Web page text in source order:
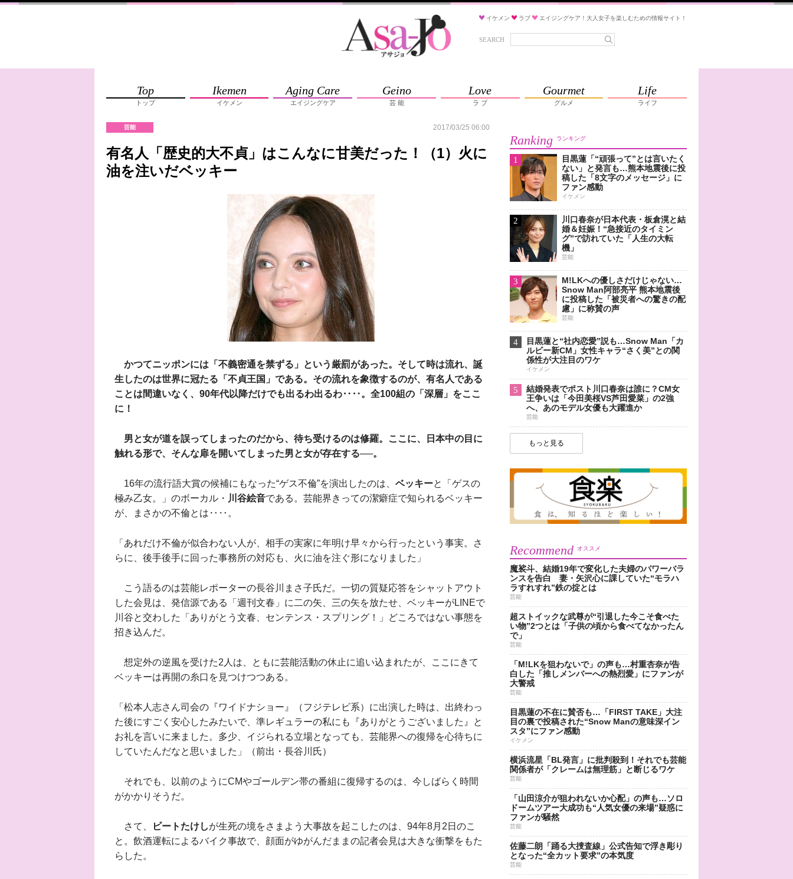
イケメン ラブ エイジングケア！大人女子を楽しむための情報サイト！
SEARCH
Top
トップ
Ikemen
イケメン
Aging Care
エイジングケア
Geino
芸 能
Love
ラ ブ
Gourmet
グルメ
Life
ライフ
芸能 2017/03/25 06:00
有名人「歴史的大不貞」はこんなに甘美だった！（1）火に
油を注いだベッキー
かつてニッポンには「不義密通を禁ずる」という厳罰があった。そして時は流れ、誕
生したのは世界に冠たる「不貞王国」である。その流れを象徴するのが、有名人である
ことは間違いなく、90年代以降だけでも出るわ出るわ‥‥。全100組の「深層」をここ
に！
男と女が道を誤ってしまったのだから、待ち受けるのは修羅。ここに、日本中の目に
触れる形で、そんな扉を開いてしまった男と女が存在する──。
16年の流行語大賞の候補にもなった“ゲス不倫”を演出したのは、 ベッキーと「ゲスの
極み乙女。」のボーカル・ 川谷絵音である。芸能界きっての潔癖症で知られるベッキー
が、まさかの不倫とは‥‥。
「あれだけ不倫が似合わない人が、相手の実家に年明け早々から行ったという事実。さ
らに、後手後手に回った事務所の対応も、火に油を注ぐ形になりました」
こう語るのは芸能レポーターの長谷川まさ子氏だ。一切の質疑応答をシャットアウト
した会見は、発信源である「週刊文春」に二の矢、三の矢を放たせ、ベッキーがLINEで
川谷と交わした「ありがとう文春、センテンス・スプリング！」どころではない事態を
招き込んだ。
想定外の逆風を受けた2人は、ともに芸能活動の休止に追い込まれたが、ここにきて
ベッキーは再開の糸口を見つけつつある。
「松本人志さん司会の『ワイドナショー』（フジテレビ系）に出演した時は、出終わっ
た後にすごく安心したみたいで、準レギュラーの私にも『ありがとうございました』と
お礼を言いに来ました。多少、イジられる立場となっても、芸能界への復帰を心待ちに
していたんだなと思いました」（前出・長谷川氏）
それでも、以前のようにCMやゴールデン帯の番組に復帰するのは、今しばらく時間
がかかりそうだ。
さて、 ビートたけしが生死の境をさまよう大事故を起こしたのは、94年8月2日のこ
と。飲酒運転によるバイク事故で、顔面がゆがんだままの記者会見は大きな衝撃をもた
らした。
Ranking ランキング
1
目黒蓮「“頑張って”とは言いたく
ない」と発言も…熊本地震後に投
稿した「8文字のメッセージ」に
ファン感動
イケメン
2
川口春奈が日本代表・板倉滉と結
婚＆妊娠！“急接近のタイミン
グ”で訪れていた「人生の大転
機」
芸能
3
M!LKへの優しさだけじゃない…
Snow Man阿部亮平 熊本地震後
に投稿した「被災者への驚きの配
慮」に称賛の声
芸能
4
目黒蓮と“社内恋愛”説も…Snow Man「カ
ルビー新CM」女性キャラ“さく美”との関
係性が大注目のワケ
イケメン
5
結婚発表でポスト川口春奈は誰に？CM女
王争いは「今田美桜VS芦田愛菜」の2強
へ、あのモデル女優も大躍進か
芸能
もっと見る
Recommend オススメ
魔裟斗、結婚19年で変化した夫婦のパワーバラ
ンスを告白 妻・矢沢心に課していた“モラハ
ラすれすれ”鉄の掟とは
芸能
超ストイックな武尊が“引退した今こそ食べた
い物”2つとは「子供の頃から食べてなかったん
で」
芸能
「M!LKを狙わないで」の声も…村重杏奈が告
白した「推しメンバーへの熱烈愛」にファンが
大警戒
芸能
目黒蓮の不在に賛否も…「FIRST TAKE」大注
目の裏で投稿された“Snow Manの意味深イン
スタ”にファン感動
イケメン
横浜流星「BL発言」に批判殺到！それでも芸能
関係者が「クレームは無理筋」と断じるワケ
芸能
「山田涼介が狙われないか心配」の声も…ソロ
ドームツアー大成功も“人気女優の来場”疑惑に
ファンが騒然
芸能
佐藤二朗「踊る大捜査線」公式告知で浮き彫り
となった“全カット要求”の本気度
芸能